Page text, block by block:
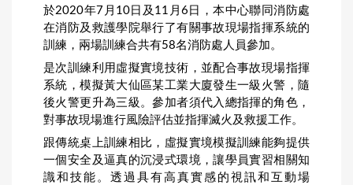
於2020年7月10日及11月6日，本中心聯同消防處
在消防及救護學院舉行了有關事故現場指揮系統的
訓練，兩場訓練合共有58名消防處人員參加。
是次訓練利用虛擬實境技術，並配合事故現場指揮
系統，模擬黃大仙區某工業大廈發生一級火警，隨
後火警更升為三級。參加者須代入總指揮的角色，
對事故現場進行風險評估並指揮滅火及救援工作。
跟傳統桌上訓練相比，虛擬實境模擬訓練能夠提供
一個安全及逼真的沉浸式環境，讓學員實習相關知
識和技能。透過具有高真實感的視訊和互動場